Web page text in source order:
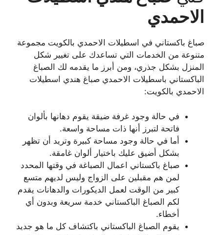
الاحمدي
صباغ باكستاني في اسطيلات الاحمدي بالكويت مجموعة
متنوعة من الخدمات التي تساعدك على تغيير شكل
المنزل بشكل جذري، ومن أبرز ما يقدمه لك الصباغ
الباكستاني باسطيلات الاحمدي صباغ هندي اسطيلات
الاحمدي بالكويت:
في حالة وجود غرفة ضيقة يقوم دهانها بألوان
فاتحة لتبرز أنها ذات مساحة واسعة.
أما في حالة وجود مساحة كبيرة وتريد أن تظهر
بشكل أضيق عليك باختيار ألوان غامقة.
صباغ باكستاني اعمال الصباغة في وقتها المحدد
لمن هم مقبلين على الزواج وليس لديهم متسع
كبير من الوقت لعمل الديكورات والدهانات يقدم
لكم الصباغ الباكستاني خدمة سريعة وبدون أي
أخطاء.
يقوم الصباغ الباكستاني باكتشاف كل ما هو جديد